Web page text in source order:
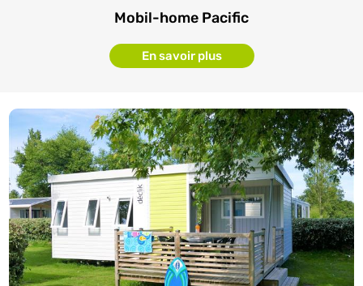
Mobil-home Pacific
En savoir plus